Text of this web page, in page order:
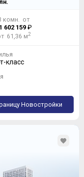
комн. от
602 159₽
61,36 м2
класс
Новостройки